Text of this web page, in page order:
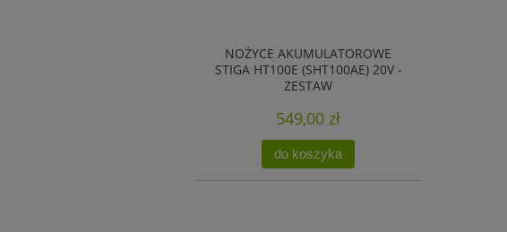
NOŻYCE AKUMULATOROWE
STIGA HT100E (SHT100AE) 20V -
ZESTAW
549,00 zł
do koszyka